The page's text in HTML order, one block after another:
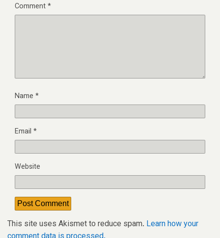
Comment*
Name *
Email *
Website
This site uses Akismet to reduce spam. Learn how your